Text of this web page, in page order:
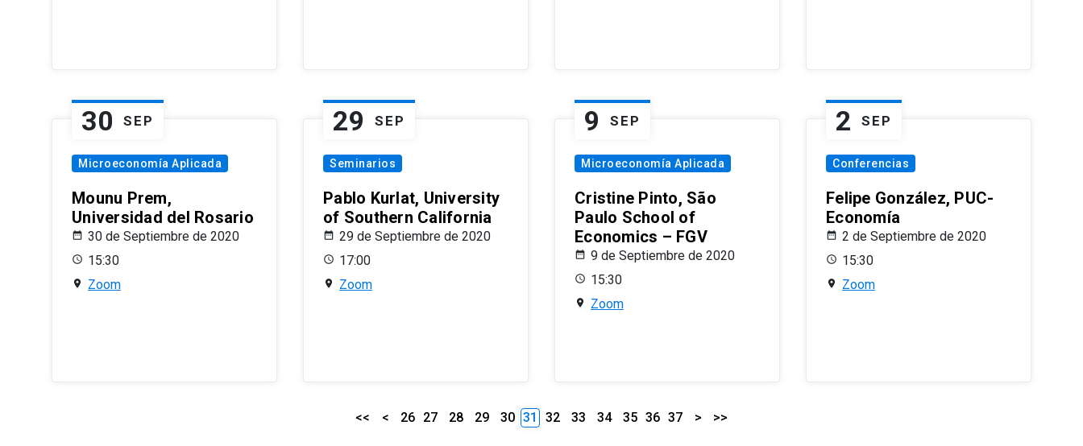
30 SEP
Microeconomía Aplicada
Mounu Prem,
Universidad del Rosario
30 de Septiembre de 2020
15:30
Zoom
29 SEP
Seminarios
Pablo Kurlat, University
of Southern California
29 de Septiembre de 2020
17:00
Zoom
9 SEP
Microeconomía Aplicada
Cristine Pinto, São
Paulo School of
Economics – FGV
9 de Septiembre de 2020
15:30
Zoom
2 SEP
Conferencias
Felipe González, PUC-
Economía
2 de Septiembre de 2020
15:30
Zoom
<< < 26 27 28 29 30 31 32 33 34 35 36 37 > >>